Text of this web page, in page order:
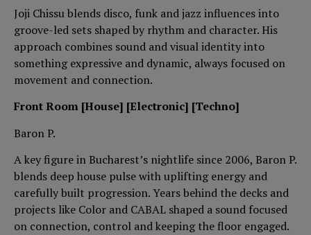
Joji Chissu blends disco, funk and jazz influences into
groove-led sets shaped by rhythm and character. His
approach combines sound and visual identity into
something expressive and dynamic, always focused on
movement and connection.
Front Room [House] [Electronic] [Techno]
Baron P.
A key figure in Bucharest’s nightlife since 2006, Baron P.
blends deep house pulse with uplifting energy and
carefully built progression. Years behind the decks and
projects like Color and CABAL shaped a sound focused
on connection, control and keeping the floor engaged.